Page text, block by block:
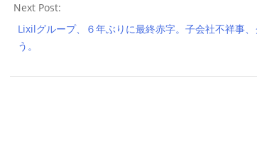
Next Post:
Lixilグループ、６年ぶりに最終赤字。子会社不祥事
う。